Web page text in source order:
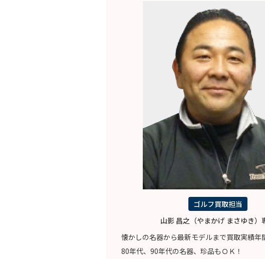
ゴルフ買取担当
山影 昌之（やまかげ まさゆき）
懐かしの名器から最新モデルまで買取実績年
80年代、90年代の名器、珍品もＯＫ！